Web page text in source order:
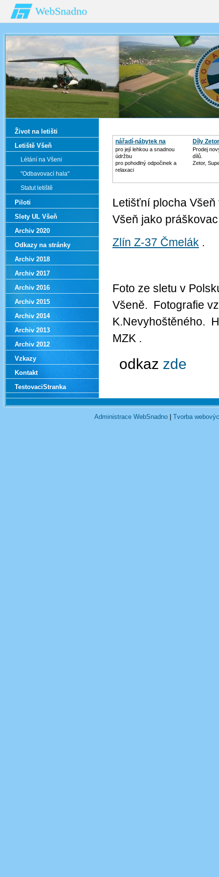
WebSnadno
nářadí-nábytek na
zahradu
pro její lehkou a snadnou
údržbu
pro pohodlný odpočinek a
relaxaci
Díly
Prodej
dílů.
Zetor,
Letišťní plocha
Všeň jako
Zlín Z-37 Čmelák .
Foto ze sletu v
Všeně. Fotografie
K.Nevyhoštěného.
MZK .
odkaz zde
Život na letišti
Letiště Všeň
Létání na Všeni
"Odbavovací hala"
Statut letiště
Piloti
Slety UL Všeň
Archiv 2020
Odkazy na stránky
Archiv 2018
Archiv 2017
Archiv 2016
Archiv 2015
Archiv 2014
Archiv 2013
Archiv 2012
Vzkazy
Kontakt
TestovaciStranka
Administrace WebSnadno Tvorba